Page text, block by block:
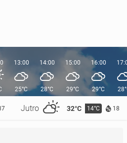
Jutro 32°C 14°C 18
13:00
25°C
14:00
28°C
15:00
29°C
16:00
29°C